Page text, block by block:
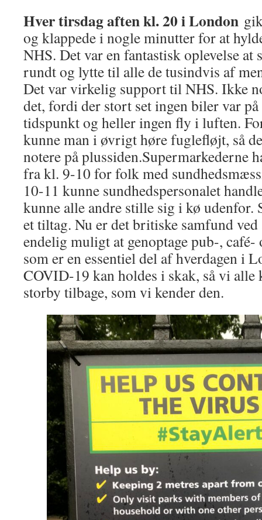
Hver tirsdag aften kl. 20 i London
og klappede i nogle minutter for at
NHS. Det var en fantastisk oplevelse at
rundt og lytte til alle de tusindvis af
Det var virkelig support til NHS. Ikke
det, fordi der stort set ingen biler var på
tidspunkt og heller ingen fly i luften.
kunne man i øvrigt høre fuglefløjt, så
notere på plussiden.Supermarkederne
fra kl. 9-10 for folk med
10-11 kunne sundhedspersonalet
kunne alle andre stille sig i kø udenfor.
et tiltag. Nu er det britiske samfund ved
endelig muligt at genoptage pub-,
som er en essentiel del af hverdagen i
COVID-19 kan holdes i skak, så vi alle
storby tilbage, som vi kender den.